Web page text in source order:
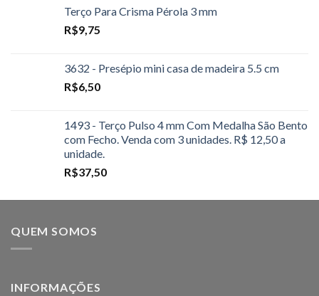
Terço Para Crisma Pérola 3 mm
R$9,75
3632 - Presépio mini casa de madeira 5.5 cm
R$6,50
1493 - Terço Pulso 4 mm Com Medalha São Bento
com Fecho. Venda com 3 unidades. R$ 12,50 a
unidade.
R$37,50
QUEM SOMOS
INFORMAÇÕES